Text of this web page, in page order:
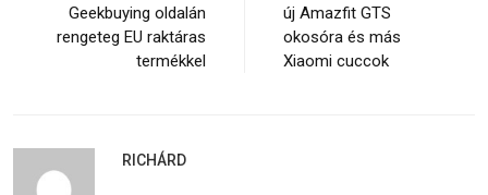
Geekbuying oldalán
rengeteg EU raktáras
termékkel
új Amazfit GTS
okosóra és más
Xiaomi cuccok
RICHÁRD